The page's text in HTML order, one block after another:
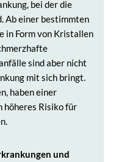
bei der die
Ab einer bestimmten
in Form von Kristallen
sind aber nicht
mit sich bringt.
haben einer
höheres Risiko für
und